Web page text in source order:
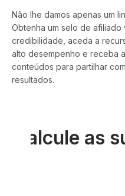
Não lhe damos apenas um
Obtenha um selo de
credibilidade, aceda a
alto desempenho e receba
conteúdos para partilhar
resultados.
Calcule as